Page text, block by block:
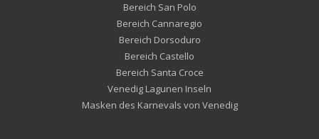
Bereich San Polo
Bereich Cannaregio
Bereich Dorsoduro
Bereich Castello
Bereich Santa Croce
Venedig Lagunen Inseln
Masken des Karnevals von Venedig